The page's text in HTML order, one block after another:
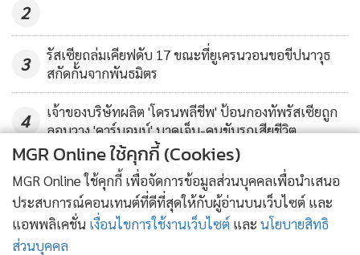
ยูเครน ฝรั่งเศส และเยอรมนี นั้น ยูเครนต้องมีขั้นตอนรูปธรรมใน
การดำเนินการตามข้อตกลงสันติภาพที่มีอยู่ ขณะที่ยูเครนโต้ว่า
รัสเซียและตัวแทนต่างหากที่ไม่ยอมมีส่วนร่วมในข้อตกลง
นอกจากนั้น ขณะที่มหาอำนาจตะวันตกพยายามโชว์จุดยืนร่วม
กันในการสนับสนุนยูเครนและนาโต ทางด้านโอลาฟ ชอลซ์
นายกรัฐมนตรีคนใหม่ของเยอรมนีได้หารือทางโทรศัพท์กับปูติน
ซึ่งผู้นำรัสเซียเรียกร้องการเจรจาอย่างจริงจังเรื่องหลักประกัน
ความมั่นคง ขณะที่ชอลซ์ขอให้รัสเซียทำให้สถานการณ์ผ่อน
คลายลง
2
3
รัสเซียถล่มเคียฟดับ 17 ขณะที่ยูเครนวอนขอขีปนาวุธ
สกัดกั้นจากพันธมิตร
4
เจ้าของบริษัทผลิต 'โดรนพลีชีพ' ป้อนกองทัพรัสเซียถูก
ลอบวาง 'คาร์บอมบ์' บาดเจ็บ-คนขับรถเสียชีวิต
ข่าวอื่นในหมวด
MGR Online ใช้คุกกี้ (Cookies)
MGR Online ใช้คุกกี้ เพื่อจัดการข้อมูลส่วนบุคคลเพื่อนำเสนอ
ประสบการณ์คอนเทนต์ที่ดีที่สุดให้กับผู้อ่านบนเว็บไซต์ และ
แอพพลิเคชั่น เงื่อนไขการใช้งานเว็บไซต์ และ นโยบายสิทธิ
ส่วนบุคคล